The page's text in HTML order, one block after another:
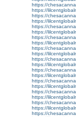
https://
https://
https://
https://
https://
https://
https://
https://
https://
https://
https://
https://
https://
https://
https://
https://
https://
https://
https://
https://
https://